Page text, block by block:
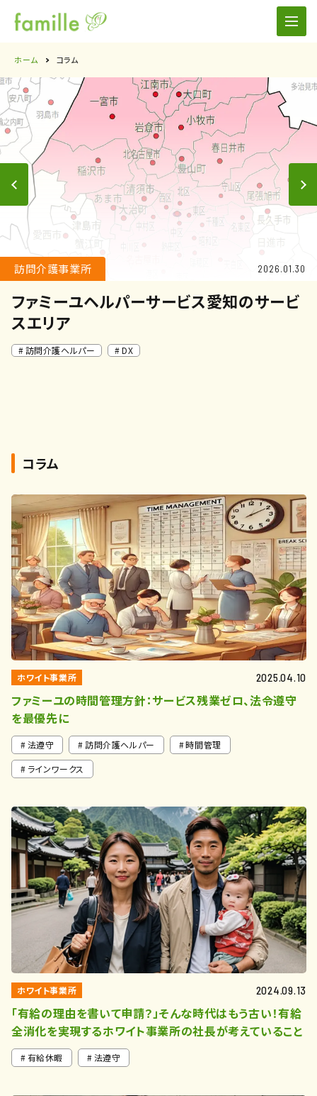
ホーム コラム
訪問介護事業所
ファミーユヘルパーサービス愛知のサービ
スエリア
訪問介護ヘルパー DX
2026.01.30
コラム
ホワイト事業所 2025.04.10
ファミーユの時間管理方針：サービス残業ゼロ、法令遵守
を最優先に
法遵守 訪問介護ヘルパー
時間管理
ラインワークス
ホワイト事業所 2024.09.13
「有給の理由を書いて申請？」そんな時代はもう古い！有給
全消化を実現するホワイト事業所の社長が考えていること
有給休暇 法遵守